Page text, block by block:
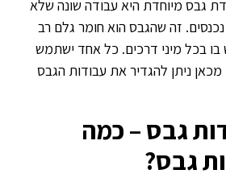
גבס מיוחדת היא עבודה שונה שלא
זה שהגבס הוא חומר גלם רב
בכל מיני דרכים. כל אחד ישתמש
ניתן להגדיר את עבודות הגבס
גבס – כמה
גבס?